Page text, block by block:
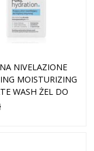
NIVELAZIONE
MOISTURIZING
WASH ŻEL DO
INTYMNEJ DO
KOMFORTU